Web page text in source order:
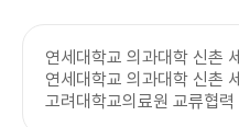
연세대학교 의과대학 신촌
연세대학교 의과대학 신촌
고려대학교의료원 교류협력